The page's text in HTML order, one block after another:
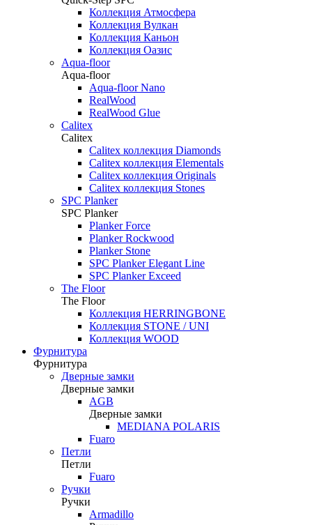
Коллекция Атмосфера
Коллекция Вулкан
Коллекция Каньон
Коллекция Оазис
Aqua-floor
Aqua-floor
Aqua-floor Nano
RealWood
RealWood Glue
Calitex
Calitex
Calitex коллекция Diamonds
Calitex коллекция Elementals
Calitex коллекция Originals
Calitex коллекция Stones
SPC Planker
SPC Planker
Planker Force
Planker Rockwood
Planker Stone
SPC Planker Elegant Line
SPC Planker Exceed
The Floor
The Floor
Коллекция HERRINGBONE
Коллекция STONE / UNI
Коллекция WOOD
Фурнитура
Фурнитура
Дверные замки
Дверные замки
AGB
Дверные замки
MEDIANA POLARIS
Fuaro
Петли
Петли
Fuaro
Ручки
Ручки
Armadillo